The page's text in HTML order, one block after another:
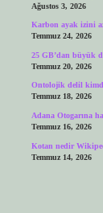
Ağustos 3, 2026
Karbon ayak izini
Temmuz 24, 2026
25 GB’dan büyük
Temmuz 20, 2026
Ontolojik delil
Temmuz 18, 2026
Adana Otogarına
Temmuz 16, 2026
Kotan nedir
Temmuz 14, 2026